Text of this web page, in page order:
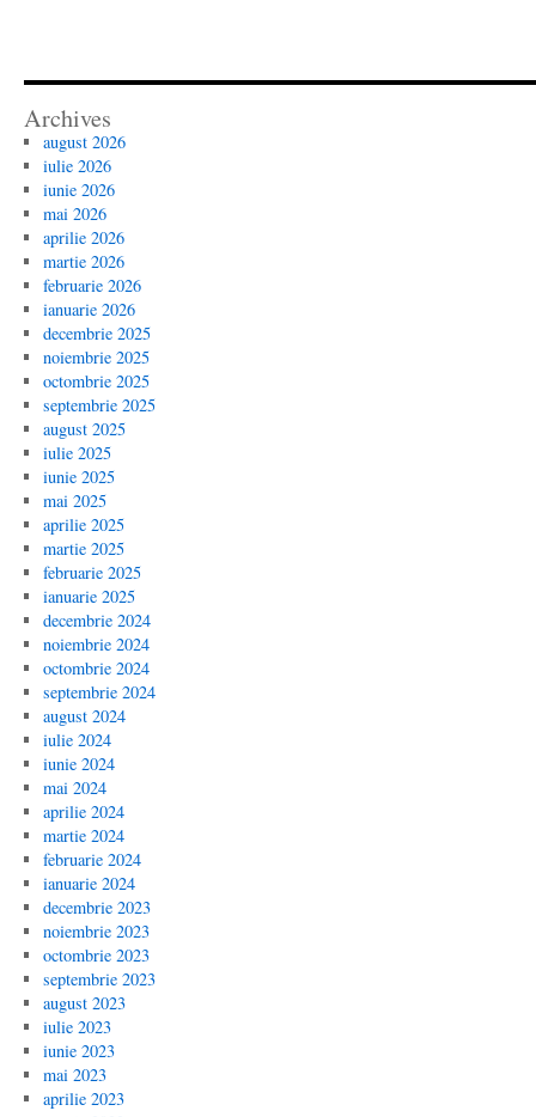
Archives
august 2026
iulie 2026
iunie 2026
mai 2026
aprilie 2026
martie 2026
februarie 2026
ianuarie 2026
decembrie 2025
noiembrie 2025
octombrie 2025
septembrie 2025
august 2025
iulie 2025
iunie 2025
mai 2025
aprilie 2025
martie 2025
februarie 2025
ianuarie 2025
decembrie 2024
noiembrie 2024
octombrie 2024
septembrie 2024
august 2024
iulie 2024
iunie 2024
mai 2024
aprilie 2024
martie 2024
februarie 2024
ianuarie 2024
decembrie 2023
noiembrie 2023
octombrie 2023
septembrie 2023
august 2023
iulie 2023
iunie 2023
mai 2023
aprilie 2023